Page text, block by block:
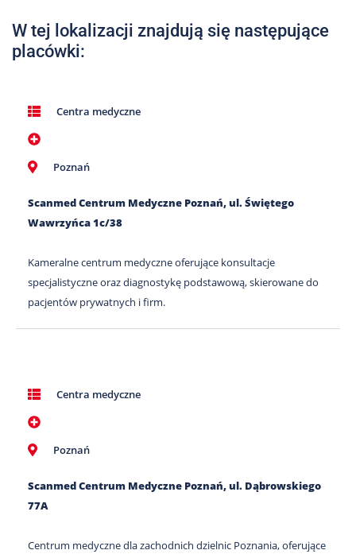
Kariera
502
W tej lokalizacji znajdują się następujące
placówki:
Centra medyczne
Poznań
Scanmed Centrum Medyczne Poznań, ul. Świętego
Wawrzyńca 1c/38
Kameralne centrum medyczne oferujące konsultacje
specjalistyczne oraz diagnostykę podstawową, skierowane do
pacjentów prywatnych i firm.
Centra medyczne
Poznań
Scanmed Centrum Medyczne Poznań, ul. Dąbrowskiego
77A
Centrum medyczne dla zachodnich dzielnic Poznania, oferujące